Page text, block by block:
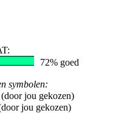
72% goed
symbolen:
jou gekozen)
jou gekozen)